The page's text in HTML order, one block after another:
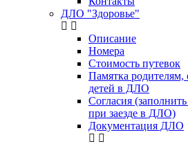
ДЛО "Здоровье"
Описание
Номера
Стоимость путевок
Памятка
детей в ДЛО
Согласия
при заезде в ДЛО)
Документация ДЛО